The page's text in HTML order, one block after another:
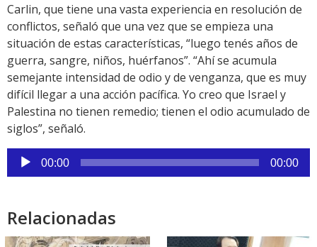
Carlin, que tiene una vasta experiencia en resolución de
conflictos, señaló que una vez que se empieza una
situación de estas características, “luego tenés años de
guerra, sangre, niños, huérfanos”. “Ahí se acumula
semejante intensidad de odio y de venganza, que es muy
difícil llegar a una acción pacífica. Yo creo que Israel y
Palestina no tienen remedio; tienen el odio acumulado de
siglos”, señaló.
Reproductor
de
00:00 00:00
Relacionadas